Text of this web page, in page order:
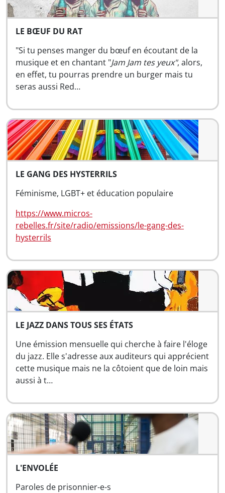
LE BŒUF DU RAT
"Si tu penses manger du bœuf en écoutant de la
musique et en chantant "Jam Jam tes yeux", alors,
en effet, tu pourras prendre un burger mais tu
seras aussi Red…
LE GANG DES HYSTERRILS
Féminisme, LGBT+ et éducation populaire
https://www.micros-
rebelles.fr/site/radio/emissions/le-gang-des-
hysterrils
LE JAZZ DANS TOUS SES ÉTATS
Une émission mensuelle qui cherche à faire l'éloge
du jazz. Elle s'adresse aux auditeurs qui apprécient
cette musique mais ne la côtoient que de loin mais
aussi à t…
L'ENVOLÉE
Paroles de prisonnier-e-s